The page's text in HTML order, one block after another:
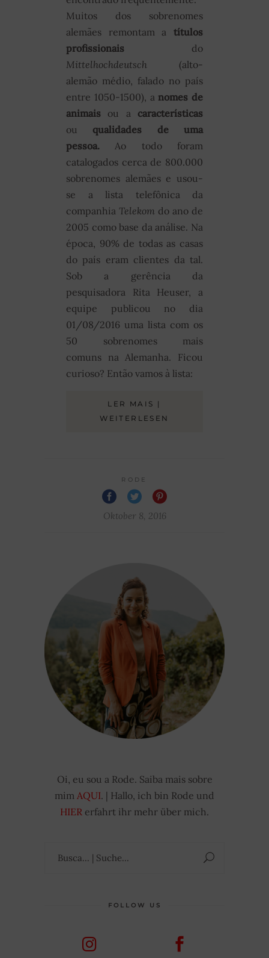
Muitos dos sobrenomes
alemães remontam a títulos
profissionais do
Mittelhochdeutsch (alto-
alemão médio, falado no país
entre 1050-1500), a nomes de
animais ou a características
ou qualidades de uma
pessoa. Ao todo foram
catalogados cerca de 800.000
sobrenomes alemães e usou-
se a lista telefônica da
companhia Telekom do ano de
2005 como base da análise. Na
época, 90% de todas as casas
do país eram clientes da tal.
Sob a gerência da
pesquisadora Rita Heuser, a
equipe publicou no dia
01/08/2016 uma lista com os
50 sobrenomes mais
comuns na Alemanha. Ficou
curioso? Então vamos à lista:
LER MAIS |
WEITERLESEN
RODE
Oktober 8, 2016
Oi, eu sou a Rode. Saiba mais sobre
mim AQUI. | Hallo, ich bin Rode und
HIER erfahrt ihr mehr über mich.
FOLLOW US